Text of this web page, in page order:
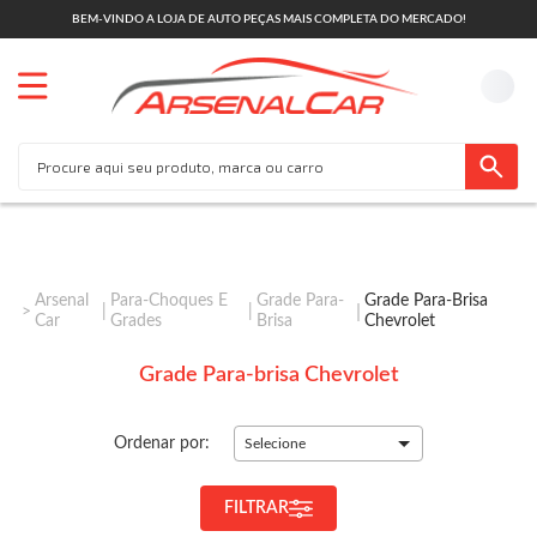
BEM-VINDO A LOJA DE AUTO PEÇAS MAIS COMPLETA DO MERCADO!
Arsenal
Car
Para-Choques E
Grades
Grade Para-
Brisa
Grade Para-Brisa
Chevrolet
Grade Para-brisa Chevrolet
Ordenar por: Selecione
FILTRAR